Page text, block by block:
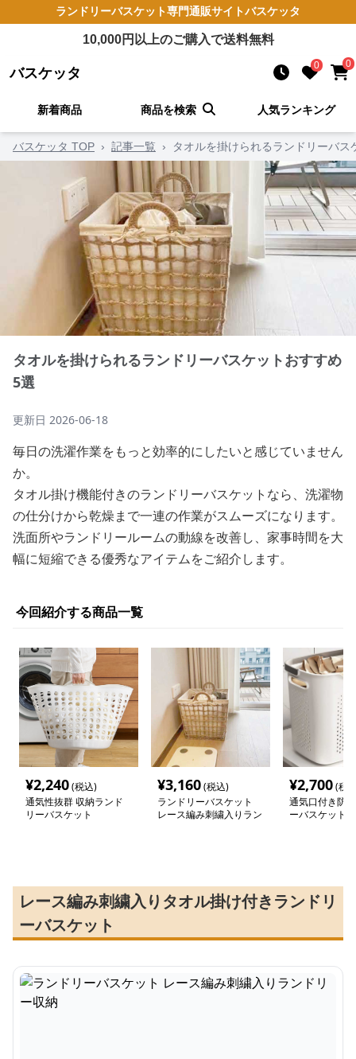
ランドリーバスケット専門通販サイトバスケッタ
10,000円以上のご購入で送料無料
バスケッタ 0 0
新着商品 商品を検索 人気ランキング
バスケッタ TOP › 記事一覧 › タオルを掛けられるランドリーバス
タオルを掛けられるランドリーバスケットおすすめ
5選
更新日 2026-06-18
毎日の洗濯作業をもっと効率的にしたいと感じていません
か。
タオル掛け機能付きのランドリーバスケットなら、洗濯物
の仕分けから乾燥まで一連の作業がスムーズになります。
洗面所やランドリールームの動線を改善し、家事時間を大
幅に短縮できる優秀なアイテムをご紹介します。
今回紹介する商品一覧
¥2,240(税込)
通気性抜群 収納ランド
リーバスケット
¥3,160(税込)
ランドリーバスケット
レース編み刺繍入りラン
¥2,700(税
通気口付き防
ーバスケット
レース編み刺繍入りタオル掛け付きランドリ
ーバスケット